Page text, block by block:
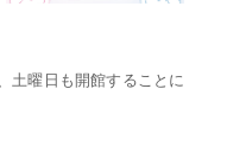
土曜日も開館することに